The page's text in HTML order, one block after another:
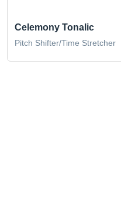
Celemony Tonalic
Pitch Shifter/Time Stretcher